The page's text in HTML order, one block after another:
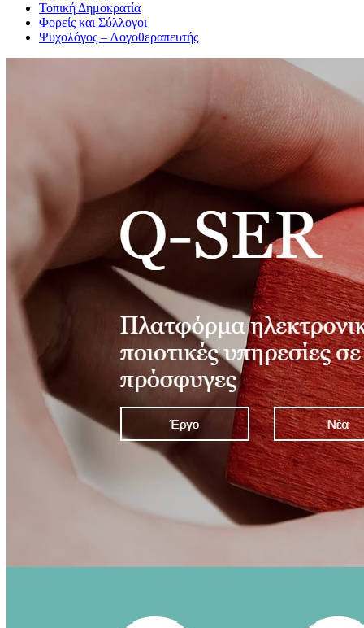
Τοπική Δημοκρατία
Φορείς και Σύλλογοι
Ψυχολόγος – Λογοθεραπευτής